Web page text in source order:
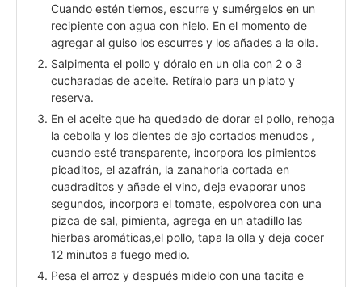
Cuando estén tiernos, escurre y sumérgelos en un
recipiente con agua con hielo. En el momento de
agregar al guiso los escurres y los añades a la olla.
Salpimenta el pollo y dóralo en un olla con 2 o 3
cucharadas de aceite. Retíralo para un plato y
reserva.
En el aceite que ha quedado de dorar el pollo, rehoga
la cebolla y los dientes de ajo cortados menudos ,
cuando esté transparente, incorpora los pimientos
picaditos, el azafrán, la zanahoria cortada en
cuadraditos y añade el vino, deja evaporar unos
segundos, incorpora el tomate, espolvorea con una
pizca de sal, pimienta, agrega en un atadillo las
hierbas aromáticas,el pollo, tapa la olla y deja cocer
12 minutos a fuego medio.
Pesa el arroz y después midelo con una tacita e